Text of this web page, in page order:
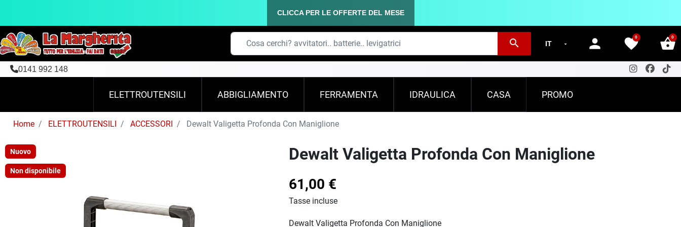
CLICCA PER LE OFFERTE DEL MESE
search person favorite
0 shopping_basket
0
0141 992 148
ELETTROUTENSILI ABBIGLIAMENTO FERRAMENTA IDRAULICA CASA PROMO
Home ELETTROUTENSILI ACCESSORI Dewalt Valigetta Profonda Con Maniglione
Nuovo
Non disponibile
Dewalt Valigetta Profonda Con Maniglione
61,00 €
Tasse incluse
Dewalt Valigetta Profonda Con Maniglione